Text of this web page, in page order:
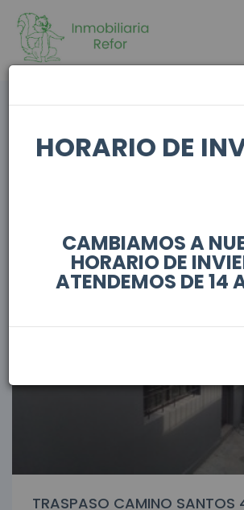
MOSTRAR FILTROS
En alquiler
TRASPASO CAMINO SANTOS
HORARIO DE
CAMBIAMOS A
HORARIO DE
ATENDEMOS DE 14